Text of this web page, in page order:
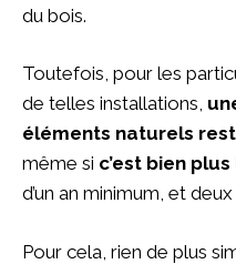
du bois.
Toutefois, pour les
de telles installations,
éléments naturels
même si c’est bien
d’un an minimum, et
Pour cela, rien de plus